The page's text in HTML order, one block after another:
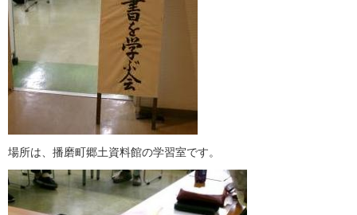
場所は、播磨町郷土資料館の学習室です。